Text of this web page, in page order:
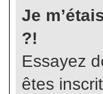
Je
?!
Essayez
êtes